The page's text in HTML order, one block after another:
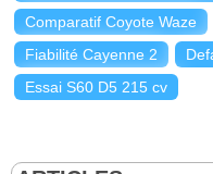
Comparatif Coyote Waze
Fiabilité Cayenne 2
Essai S60 D5 215 cv